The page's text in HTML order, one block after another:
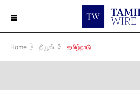
☰
Home 》 நியூஸ் 》 தமிழ்நாடு